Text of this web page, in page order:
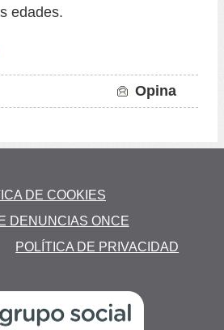
edades.
Opina
DE COOKIES
DENUNCIAS ONCE
POLÍTICA DE PRIVACIDAD